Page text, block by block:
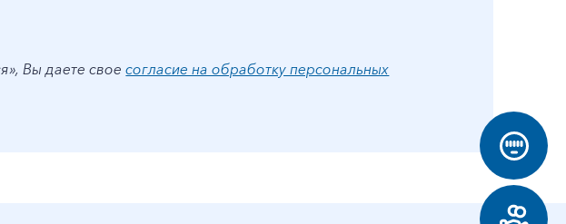
Вы даете своесогласие на обработку персональных